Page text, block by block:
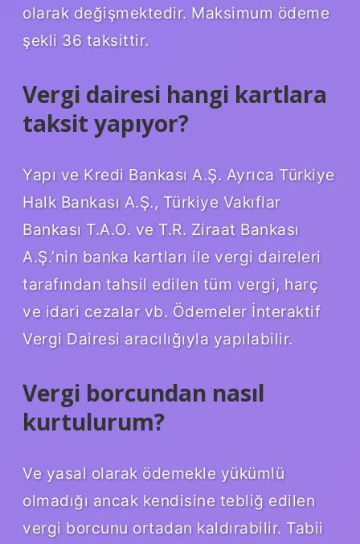
olarak değişmektedir. Maksimum ödeme
şekli 36 taksittir.
Vergi dairesi hangi kartlara
taksit yapıyor?
Yapı ve Kredi Bankası A.Ş. Ayrıca Türkiye
Halk Bankası A.Ş., Türkiye Vakıflar
Bankası T.A.O. ve T.R. Ziraat Bankası
A.Ş.’nin banka kartları ile vergi daireleri
tarafından tahsil edilen tüm vergi, harç
ve idari cezalar vb. Ödemeler İnteraktif
Vergi Dairesi aracılığıyla yapılabilir.
Vergi borcundan nasıl
kurtulurum?
Ve yasal olarak ödemekle yükümlü
olmadığı ancak kendisine tebliğ edilen
vergi borcunu ortadan kaldırabilir. Tabii